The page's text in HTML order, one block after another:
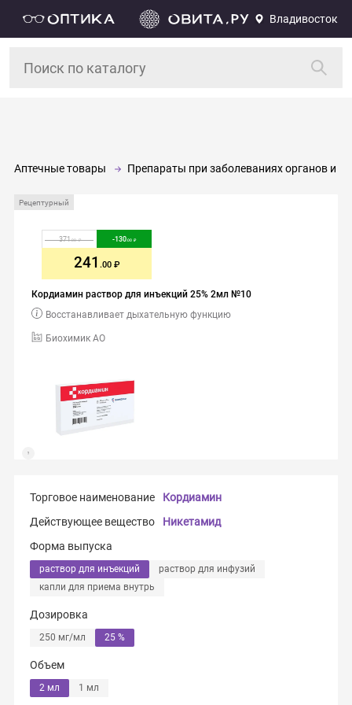
Владивосток
Аптечные товары Препараты при заболеваниях органов и
Рецептурный
Кордиамин раствор для инъекций 25% 2мл №10
Биохимик АО
Восстанавливает дыхательную функцию
371.00 -130.00
241 .00
Торговое наименование
Кордиамин
Действующее вещество
Никетамид
Форма выпуска
раствор для инъекций
раствор для инфузий
капли для приема внутрь
Дозировка
250 мг/мл 25 %
Объем
2 мл 1 мл